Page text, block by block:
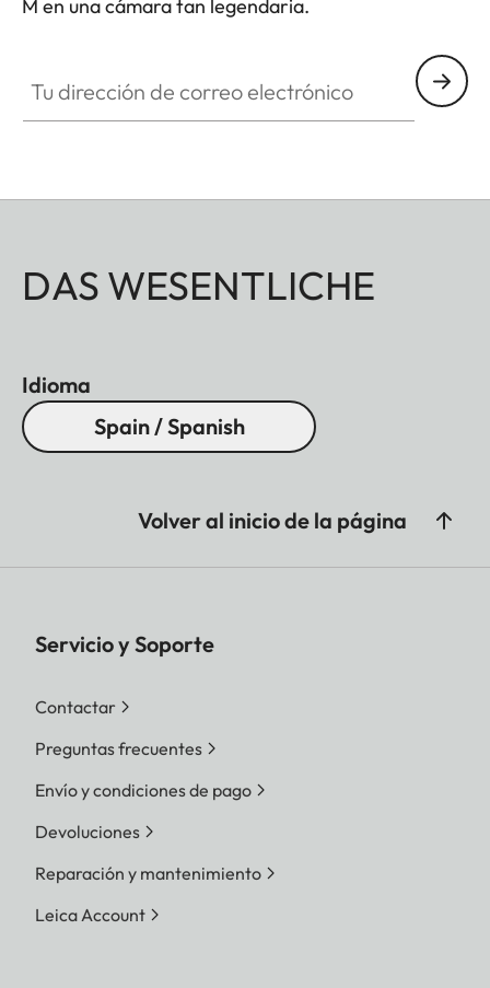
M en una cámara tan legendaria.
DAS WESENTLICHE
Idioma
Spain / Spanish
Volver al inicio de la página
Servicio y Soporte
Contactar
Preguntas frecuentes
Envío y condiciones de pago
Devoluciones
Reparación y mantenimiento
Leica Account